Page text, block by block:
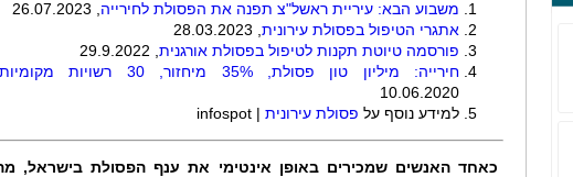
משבוע הבא: עיריית ראשל"צ תפנה את הפסולת לחירייה
אתגרי הטיפול בפסולת עירונית
פורסמה טיוטת תקנות לטיפול בפסולת אורגנית
חירייה: מיליון טון פסולת, 35% מיחזור, 30 רשויות מקומיות
10.06.2020
למידע נוסף על פסולת עירונית | infospot
כאחד האנשים שמכירים באופן אינטימי את ענף הפסולת בישראל,